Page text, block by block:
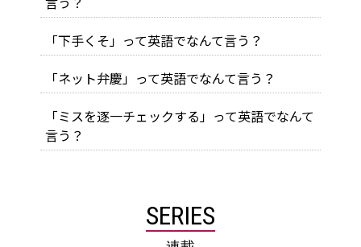
「下手くそ」って英語でなんて言う？
「ネット弁慶」って英語でなんて言う？
「ミスを逐一チェックする」って英語でなんて
言う？
SERIES